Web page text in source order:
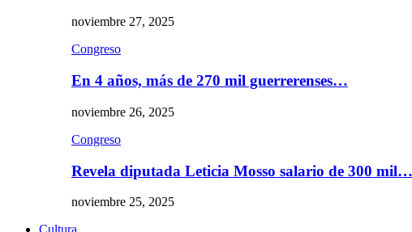
noviembre 27, 2025
Congreso
En 4 años, más de 270 mil guerrerenses…
noviembre 26, 2025
Congreso
Revela diputada Leticia Mosso salario de 300 mil…
noviembre 25, 2025